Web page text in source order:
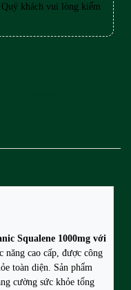
khách vui lòng kiểm
Squalene 1000mg với
năng cao cấp, được công
toàn diện. Sản phẩm
cường sức khỏe tổng